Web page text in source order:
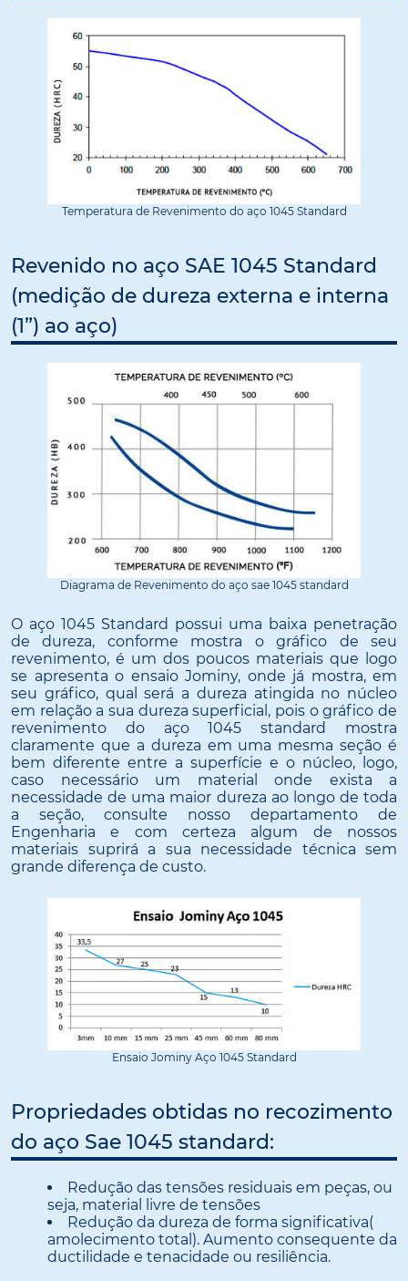
Temperatura de Revenimento do aço 1045 Standard
Revenido no aço SAE 1045 Standard
(medição de dureza externa e interna
(1”) ao aço)
Diagrama de Revenimento do aço sae 1045 standard
O aço 1045 Standard possui uma baixa penetração
de dureza, conforme mostra o gráfico de seu
revenimento, é um dos poucos materiais que logo
se apresenta o ensaio Jominy, onde já mostra, em
seu gráfico, qual será a dureza atingida no núcleo
em relação a sua dureza superficial, pois o gráfico de
revenimento do aço 1045 standard mostra
claramente que a dureza em uma mesma seção é
bem diferente entre a superfície e o núcleo, logo,
caso necessário um material onde exista a
necessidade de uma maior dureza ao longo de toda
a seção, consulte nosso departamento de
Engenharia e com certeza algum de nossos
materiais suprirá a sua necessidade técnica sem
grande diferença de custo.
Ensaio Jominy Aço 1045 Standard
Propriedades obtidas no recozimento
do aço Sae 1045 standard:
Redução das tensões residuais em peças, ou
seja, material livre de tensões
Redução da dureza de forma significativa(
amolecimento total). Aumento consequente da
ductilidade e tenacidade ou resiliência.